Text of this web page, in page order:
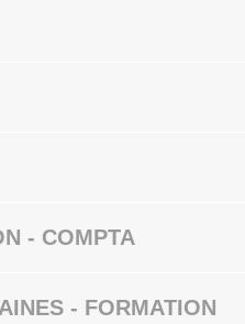
- COMPTA
- FORMATION